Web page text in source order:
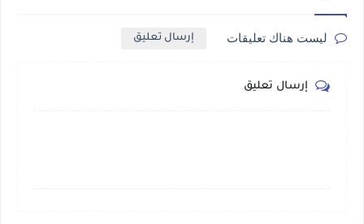
ليست هناك تعليقات إرسال تعليق
إرسال تعليق